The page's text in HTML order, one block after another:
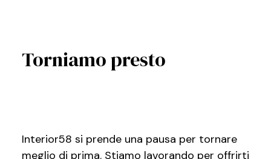
Torniamo presto
Interior58 si prende una pausa per tornare
meglio di prima. Stiamo lavorando per offrirti